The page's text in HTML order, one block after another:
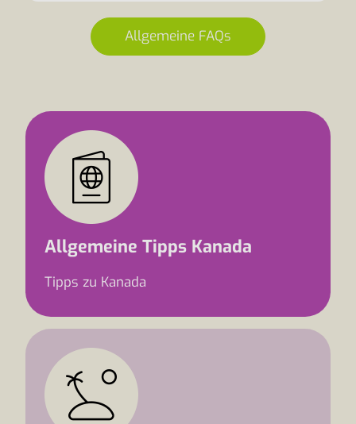
Allgemeine FAQs
Allgemeine Tipps Kanada
Tipps zu Kanada